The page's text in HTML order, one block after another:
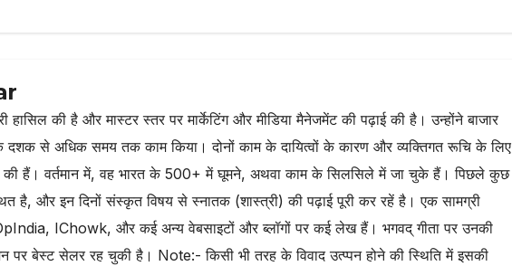
की है और मास्टर स्तर पर मार्केटिंग और मीडिया मैनेजमेंट की पढ़ाई की है। उन्होंने बाजार
से अधिक समय तक काम किया। दोनों काम के दायित्वों के कारण और व्यक्तिगत रूचि के लिए
की हैं। वर्तमान में, वह भारत के 500+ में घूमने, अथवा काम के सिलसिले में जा चुके हैं। पिछले कुछ
है, और इन दिनों संस्कृत विषय से स्नातक (शास्त्री) की पढ़ाई पूरी कर रहें है। एक सामग्री
IChowk, और कई अन्य वेबसाइटों और ब्लॉगों पर कई लेख हैं। भगवद् गीता पर उनकी
बेस्ट सेलर रह चुकी है। Note:- किसी भी तरह के विवाद उत्प्पन होने की स्थिति में इसकी